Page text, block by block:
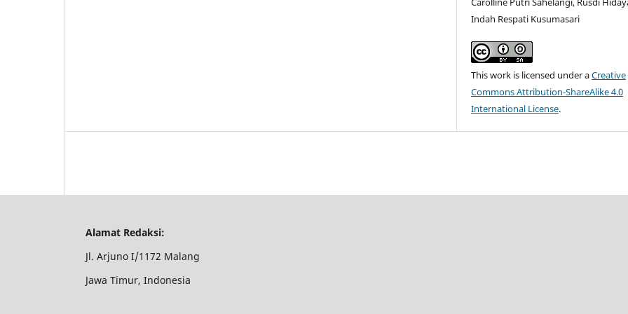
Indah Respati Kusumasari
This work is licensed under aCreative
Commons Attribution-ShareAlike 4.0
International License.
Alamat Redaksi:
Jl. Arjuno I/1172 Malang
Jawa Timur, Indonesia